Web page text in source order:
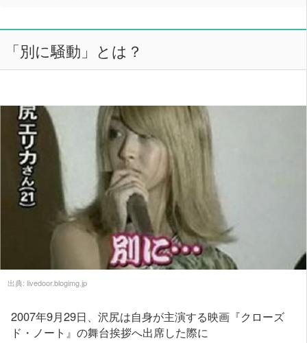
「別に騒動」とは？
出典: livedoor.blogimg.jp
2007年9月29日、沢尻は自身が主演する映画『クローズ
ド・ノート』の舞台挨拶へ出席した際に